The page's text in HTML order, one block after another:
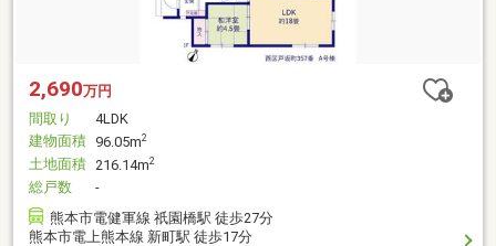
2,690万円
間取り
4LDK
建物面積 96.05m2
土地面積 216.14m2
総戸数
-
熊本市電健軍線 祇園橋駅 徒歩27分
熊本市電上熊本線 新町駅 徒歩17分